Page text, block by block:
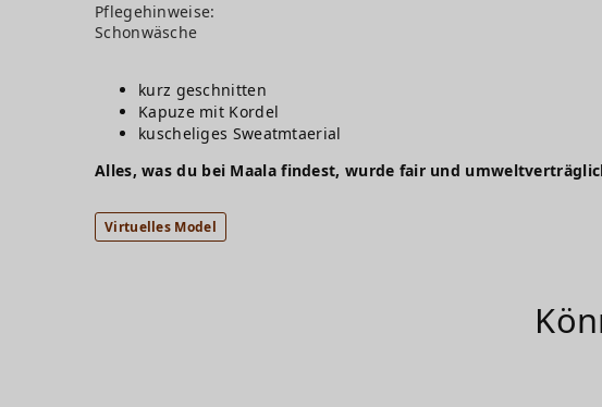
Pflegehinweise:
Schonwäsche
kurz geschnitten
Kapuze mit Kordel
kuscheliges Sweatmtaerial
Alles, was du bei Maala findest, wurde fair und
Virtuelles Model